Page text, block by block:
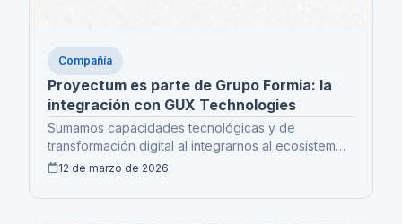
Compañía
Proyectum es parte de Grupo Formia: la
integración con GUX Technologies
Sumamos capacidades tecnológicas y de
transformación digital al integrarnos al ecosistema
de Grupo Formia junto a GUX Technologies.
12 de marzo de 2026